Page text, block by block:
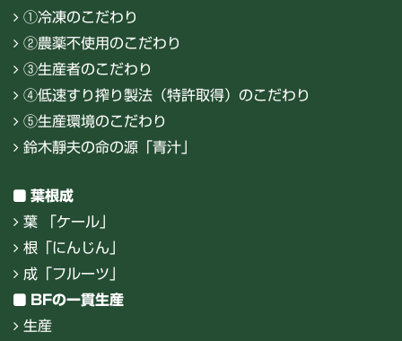
①冷凍のこだわり
②農薬不使用のこだわり
③生産者のこだわり
④低速すり搾り製法（特許取得）のこだわり
⑤生産環境のこだわり
鈴木靜夫の命の源「青汁」
葉根成
葉 「ケール」
根「にんじん」
成「フルーツ」
BFの一貫生産
生産